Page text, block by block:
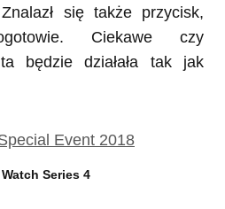
się także przycisk,
Ciekawe czy
będzie działała tak jak
Series 4